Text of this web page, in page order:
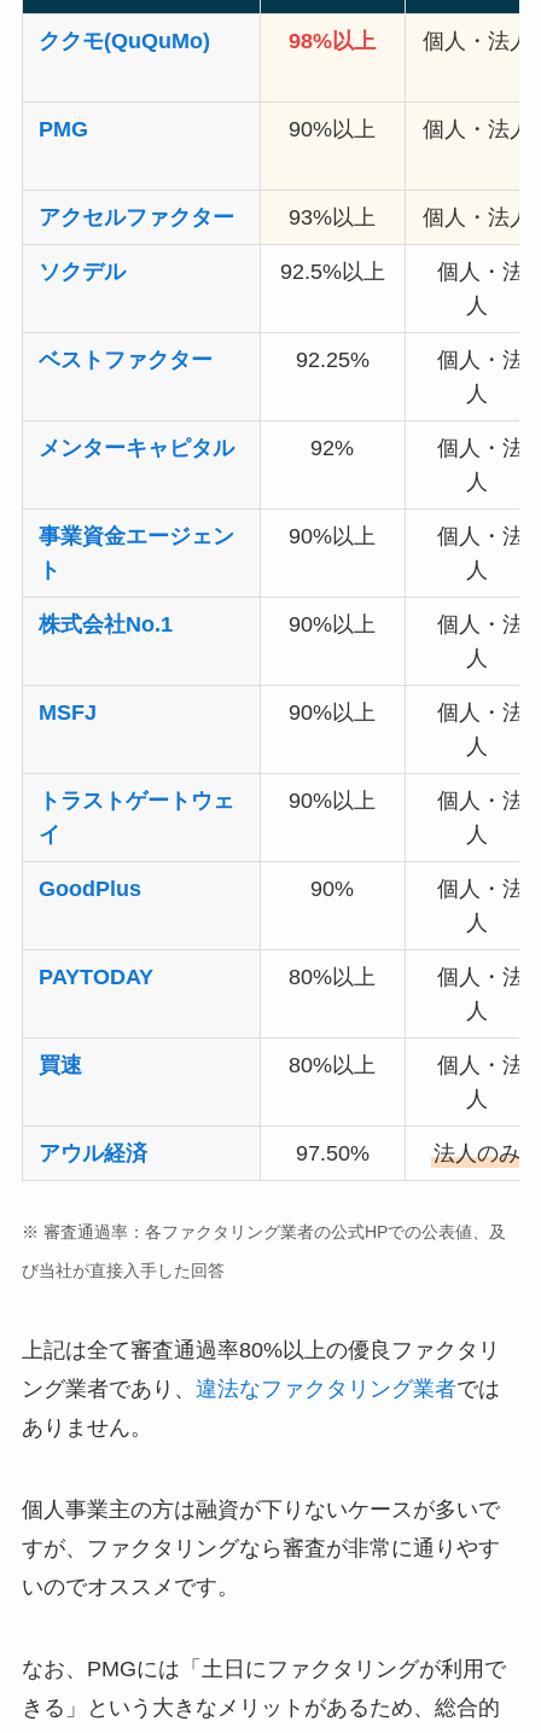
ククモ(QuQuMo) 98%以上 個人・法人
PMG 90%以上 個人・法人
アクセルファクター 93%以上 個人・法人
ソクデル 92.5%以上
個人・法
人
ベストファクター 92.25%
個人・法
人
メンターキャピタル 92%
個人・法
人
事業資金エージェン
ト
90%以上
個人・法
人
株式会社No.1 90%以上
個人・法
人
MSFJ 90%以上
個人・法
人
トラストゲートウェ
イ
90%以上
個人・法
人
GoodPlus 90%
個人・法
人
PAYTODAY 80%以上
個人・法
人
買速 80%以上
個人・法
人
アウル経済 97.50% 法人のみ
※ 審査通過率：各ファクタリング業者の公式HPでの公表値、及
び当社が直接入手した回答
上記は全て審査通過率80%以上の優良ファクタリ
ング業者であり、 違法なファクタリング業者では
ありません。
個人事業主の方は融資が下りないケースが多いで
すが、ファクタリングなら審査が非常に通りやす
いのでオススメです。
なお、PMGには「土日にファクタリングが利用で
きる」という大きなメリットがあるため、総合的